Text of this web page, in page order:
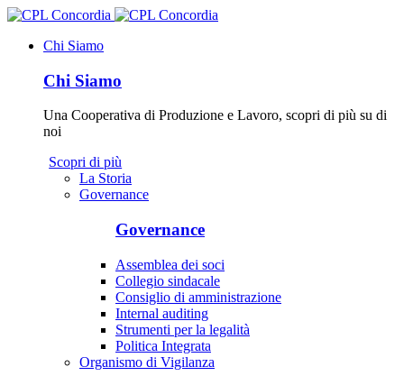
Chi Siamo
Chi Siamo
Una Cooperativa di Produzione e Lavoro, scopri di più su di
noi
Scopri di più
La Storia
Governance
Governance
Assemblea dei soci
Collegio sindacale
Consiglio di amministrazione
Internal auditing
Strumenti per la legalità
Politica Integrata
Organismo di Vigilanza